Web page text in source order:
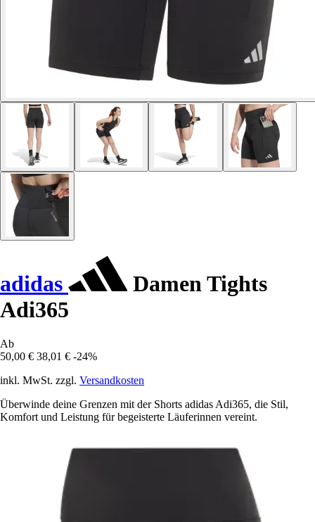
adidas
Damen Tights
Adi365
Ab
50,00 € 38,01 € -24%
inkl. MwSt. zzgl. Versandkosten
Überwinde deine Grenzen mit der Shorts adidas Adi365, die Stil,
Komfort und Leistung für begeisterte Läuferinnen vereint.